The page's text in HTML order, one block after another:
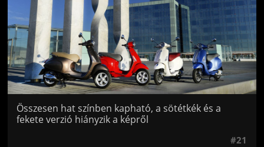
Összesen hat színben kapható, a sötétkék és a
fekete verzió hiányzik a képről
#21